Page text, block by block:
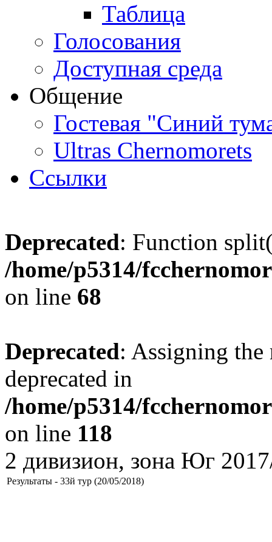
Таблица
Голосования
Доступная среда
Общение
Гостевая "Синий
Ultras Chernomorets
Ссылки
Deprecated: Function
/home/p5314/
on line 68
Deprecated: Assigning the
deprecated in
/home/p5314/
on line 118
2 дивизион, зона Юг
Результаты - 33й тур (20/05/2018)